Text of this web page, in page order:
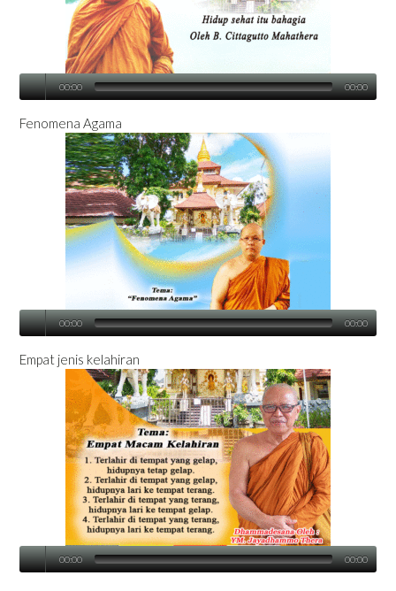
00:00 00:00
Fenomena Agama
00:00 00:00
Empat jenis kelahiran
00:00 00:00